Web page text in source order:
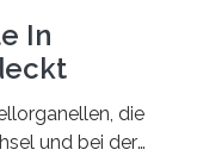
In
die
und bei der